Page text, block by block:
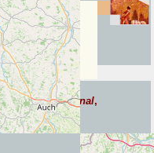
communal,